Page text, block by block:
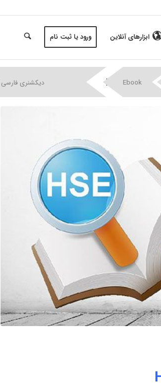
ابزارهای آنلاین ورود یا ثبت نام
| Ebook دیکشنری فارسی HSE